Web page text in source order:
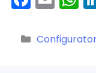
c ai a
Categorie